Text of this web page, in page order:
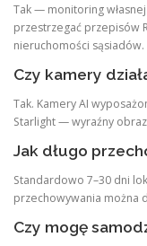
Tak — monitoring
przestrzegać przepisów
nieruchomości sąsiadów.
Czy kamery
Tak. Kamery AI
Starlight — wyraźny
Jak długo
Standardowo 7–30 dni
przechowywania można
Czy mogę